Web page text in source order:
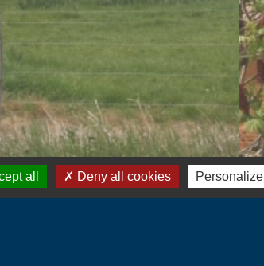
all Deny all cookies Personalize